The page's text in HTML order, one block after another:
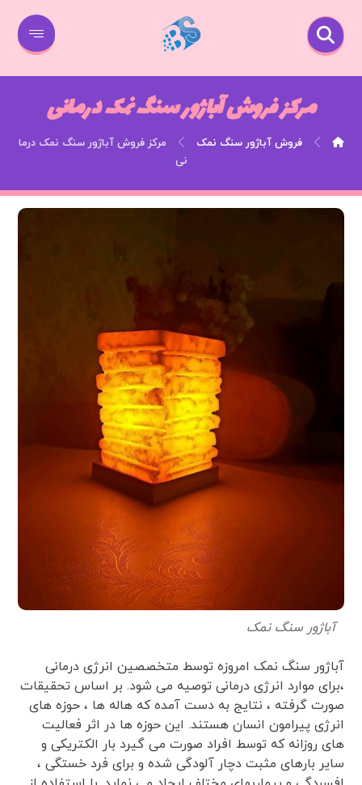
مرکز فروش آباژور سنگ نمک درمانی
فروش آباژور سنگ نمک
مرکز فروش آباژور سنگ نمک درما
نی
آباژور سنگ نمک
آباژور سنگ نمک امروزه توسط متخصصین انرژی درمانی
،برای موارد انرژی درمانی توصیه می شود. بر اساس تحقیقات
صورت گرفته ، نتایج به دست آمده که هاله ها ، حوزه های
انرژی پیرامون انسان هستند. این حوزه ها در اثر فعالیت
های روزانه که توسط افراد صورت می گیرد بار الکتریکی و
سایر بارهای مثبت دچار آلودگی شده و برای فرد خستگی ،